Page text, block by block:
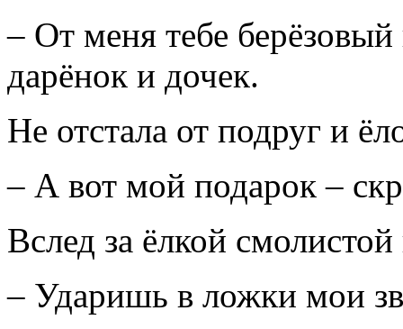
– От меня тебе
дарёнок и дочек.
Не отстала от подруг и
– А вот мой подарок –
Вслед за ёлкой
– Ударишь в ложки мои